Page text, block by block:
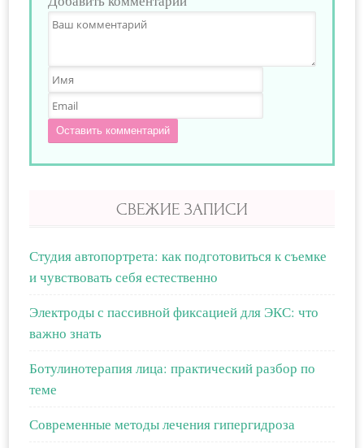
Оставить комментарий
СВЕЖИЕ ЗАПИСИ
Студия автопортрета: как подготовиться к съемке
и чувствовать себя естественно
Электроды с пассивной фиксацией для ЭКС: что
важно знать
Ботулинотерапия лица: практический разбор по
теме
Современные методы лечения гипергидроза